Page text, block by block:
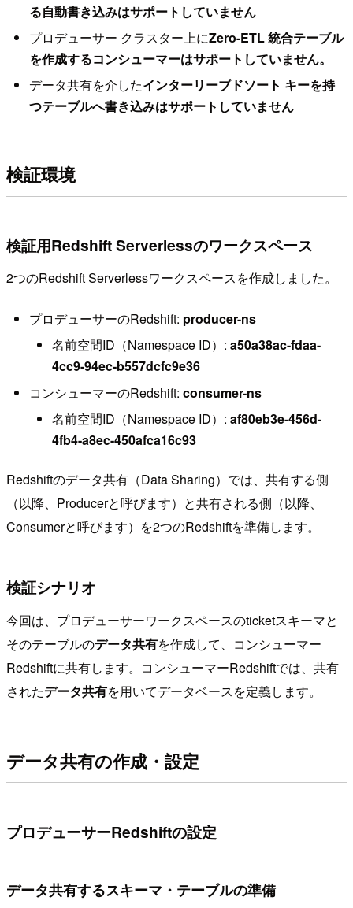
る自動書き込みはサポートしていません
プロデューサー クラスター上にZero-ETL 統合テーブル
を作成するコンシューマーはサポートしていません。
データ共有を介したインターリーブドソート キーを持
つテーブルへ書き込みはサポートしていません
検証環境
検証用Redshift Serverlessのワークスペース
2つのRedshift Serverlessワークスペースを作成しました。
プロデューサーのRedshift: producer-ns
名前空間ID（Namespace ID）: a50a38ac-fdaa-
4cc9-94ec-b557dcfc9e36
コンシューマーのRedshift: consumer-ns
名前空間ID（Namespace ID）: af80eb3e-456d-
4fb4-a8ec-450afca16c93
Redshiftのデータ共有（Data Sharing）では、共有する側
（以降、Producerと呼びます）と共有される側（以降、
Consumerと呼びます）を2つのRedshiftを準備します。
検証シナリオ
今回は、プロデューサーワークスペースのticketスキーマと
そのテーブルのデータ共有を作成して、コンシューマー
Redshiftに共有します。コンシューマーRedshiftでは、共有
されたデータ共有を用いてデータベースを定義します。
データ共有の作成・設定
プロデューサーRedshiftの設定
データ共有するスキーマ・テーブルの準備